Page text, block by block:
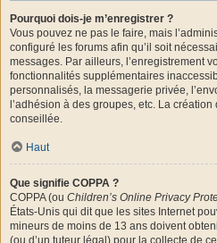
Pourquoi dois-je m’enregistrer ?
Vous pouvez ne pas le faire, mais
configuré les forums afin qu’il soit
messages. Par ailleurs, l’enregistrement
fonctionnalités supplémentaires
personnalisés, la messagerie privée,
l’adhésion à des groupes, etc. La
conseillée.
Haut
Que signifie COPPA ?
COPPA (ou Children’s Online Privacy
États-Unis qui dit que les sites Internet
mineurs de moins de 13 ans doivent
(ou d’un tuteur légal) pour la collecte de